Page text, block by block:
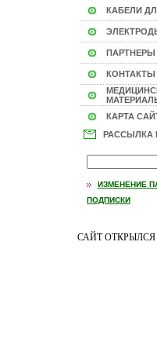
КАБЕЛИ
ПАРТНЕРЫ
КОНТАКТЫ
КАРТА
РАССЫЛКА
ИЗМЕНЕНИЕ
ПОДПИСКИ
САЙТ ОТКРЫЛСЯ